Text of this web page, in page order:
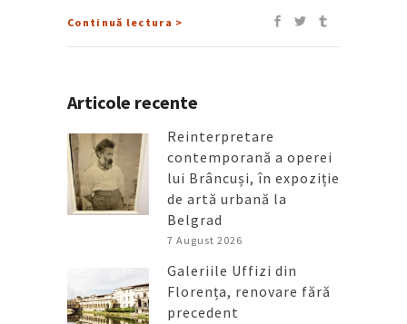
Continuă lectura >
Articole recente
Reinterpretare
contemporană a operei
lui Brâncuși, în expoziție
de artă urbană la
Belgrad
7 August 2026
Galeriile Uffizi din
Florența, renovare fără
precedent